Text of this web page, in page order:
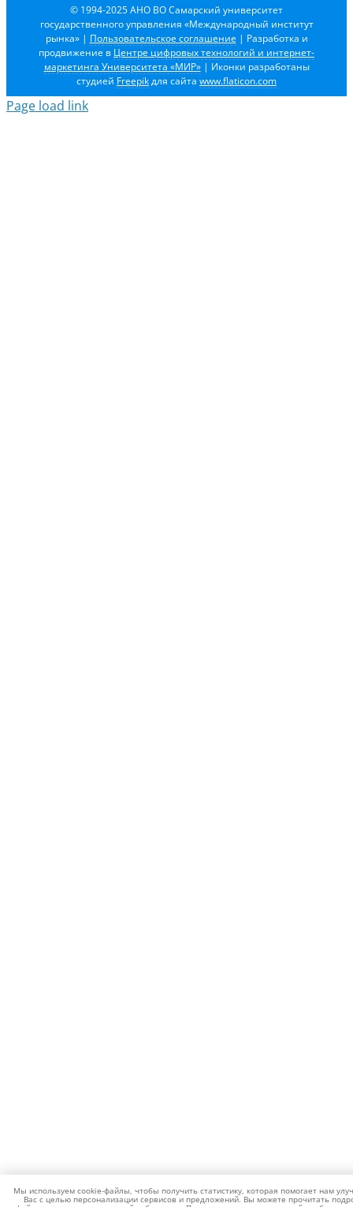
© 1994-2025 АНО ВО Самарский университет
государственного управления «Международный институт
рынка» | Пользовательское соглашение | Разработка и
продвижение в Центре цифровых технологий и интернет-
маркетинга Университета «МИР»| Иконки разработаны
студией Freepikдля сайта www.flaticon.com
Page load link
Мы используем cookie-файлы, чтобы получить статистику, которая помогает нам
Вас с целью персонализации сервисов и предложений. Вы можете прочитать